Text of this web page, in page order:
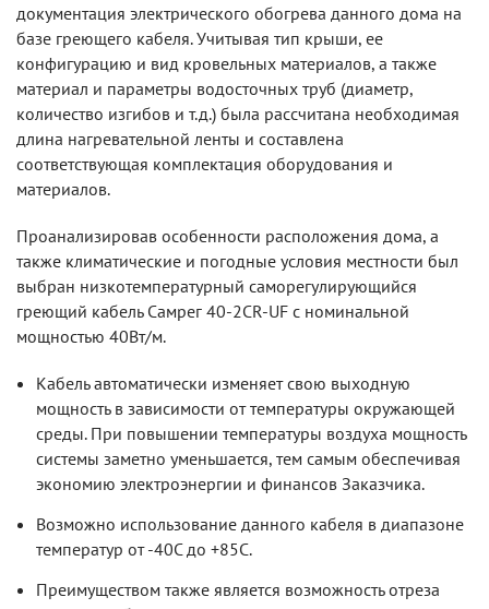
документация электрического обогрева данного дома на
базе греющего кабеля. Учитывая тип крыши, ее
конфигурацию и вид кровельных материалов, а также
материал и параметры водосточных труб (диаметр,
количество изгибов и т.д.) была рассчитана необходимая
длина нагревательной ленты и составлена
соответствующая комплектация оборудования и
материалов.
Проанализировав особенности расположения дома, а
также климатические и погодные условия местности был
выбран низкотемпературный саморегулирующийся
греющий кабель Самрег 40-2CR-UF с номинальной
мощностью 40Вт/м.
Кабель автоматически изменяет свою выходную
мощность в зависимости от температуры окружающей
среды. При повышении температуры воздуха мощность
системы заметно уменьшается, тем самым обеспечивая
экономию электроэнергии и финансов Заказчика.
Возможно использование данного кабеля в диапазоне
температур от -40С до +85С.
Преимуществом также является возможность отреза